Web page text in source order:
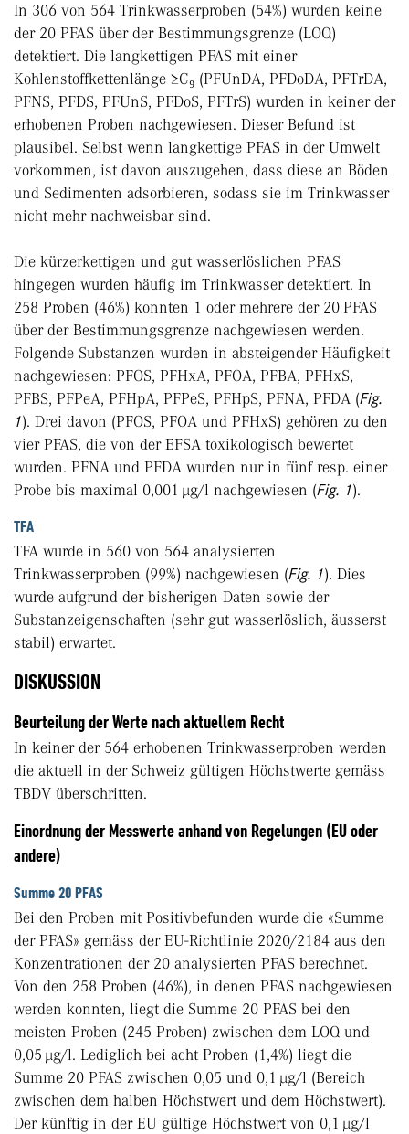
In 306 von 564 Trinkwasserproben (54%) wurden keine
der 20 PFAS über der Bestimmungsgrenze (LOQ)
detektiert. Die langkettigen PFAS mit einer
Kohlenstoffkettenlänge ≥C₉ (PFUnDA, PFDoDA, PFTrDA,
PFNS, PFDS, PFUnS, PFDoS, PFTrS) wurden in keiner der
erhobenen Proben nachgewiesen. Dieser Befund ist
plausibel. Selbst wenn langkettige PFAS in der Umwelt
vorkommen, ist davon auszugehen, dass diese an Böden
und Sedimenten adsorbieren, sodass sie im Trinkwasser
nicht mehr nachweisbar sind.
Die kürzerkettigen und gut wasserlös­lichen PFAS
hingegen wurden häufig im Trinkwasser detektiert. In
258 Proben (46%) konnten 1 oder mehrere der 20 PFAS
über der Bestimmungsgrenze nachgewiesen werden.
Folgende Substanzen wurden in absteigender Häufigkeit
nachgewiesen: PFOS, PFHxA, PFOA, PFBA, PFHxS,
PFBS, PFPeA, PFHpA, PFPeS, PFHpS, PFNA, PFDA (Fig.
1). Drei davon (PFOS, PFOA und PFHxS) gehören zu den
vier PFAS, die von der EFSA toxikologisch bewertet
wurden. PFNA und PFDA wurden nur in fünf resp. einer
Probe bis maximal 0,001 µg/l nachgewiesen (Fig. 1).
TFA
TFA wurde in 560 von 564 analysierten
Trinkwasserproben (99%) nachgewiesen (Fig. 1). Dies
wurde aufgrund der bisherigen Daten sowie der
Substanzeigenschaften (sehr gut wasserlöslich, äusserst
stabil) erwartet.
DISKUSSION
Beurteilung der Werte nach aktuellem Recht
In keiner der 564 erhobenen Trinkwasserproben werden
die aktuell in der Schweiz gültigen Höchstwerte gemäss
TBDV überschritten.
Einordnung der Messwerte anhand von Regelungen (EU oder
andere)
Summe 20 PFAS
Bei den Proben mit Positivbefunden wurde die «Summe
der PFAS» gemäss der EU-Richtlinie 2020/2184 aus den
Konzentrationen der 20 analysierten PFAS berechnet.
Von den 258 Proben (46%), in denen PFAS nachgewiesen
werden konnten, liegt die Summe 20 PFAS bei den
meisten Proben (245 Proben) zwischen dem LOQ und
0,05 µg/l. Lediglich bei acht Proben (1,4%) liegt die
Summe 20 PFAS zwischen 0,05 und 0,1 µg/l (Bereich
zwischen dem halben Höchstwert und dem Höchstwert).
Der künftig in der EU gültige Höchstwert von 0,1 µg/l